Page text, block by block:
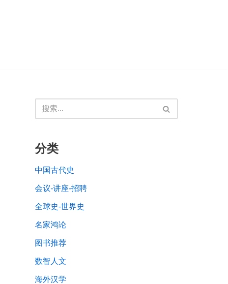
分类
中国古代史
会议-讲座-招聘
全球史-世界史
名家鸿论
图书推荐
数智人文
海外汉学